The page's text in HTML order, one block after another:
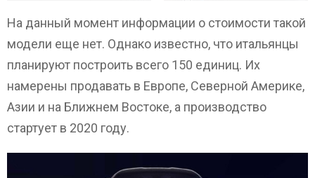
На данный момент информации о стоимости такой
модели еще нет. Однако известно, что итальянцы
планируют построить всего 150 единиц. Их
намерены продавать в Европе, Северной Америке,
Азии и на Ближнем Востоке, а производство
стартует в 2020 году.